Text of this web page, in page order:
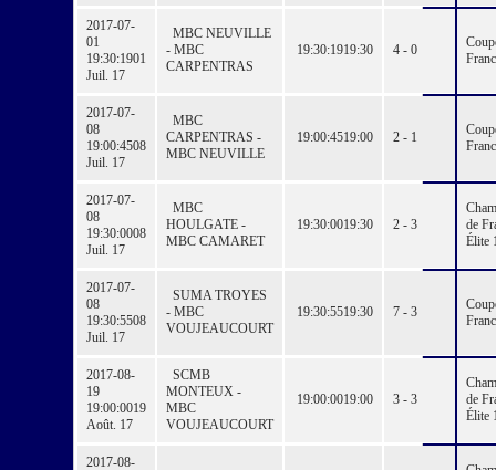
2017-07-
01
19:30:1901
Juil. 17
MBC NEUVILLE
- MBC
CARPENTRAS
19:30:1919:30 4 - 0
2017-07-
08
19:00:4508
Juil. 17
MBC
CARPENTRAS -
MBC NEUVILLE
19:00:4519:00 2 - 1
2017-07-
08
19:30:0008
Juil. 17
MBC
HOULGATE -
MBC CAMARET
19:30:0019:30 2 - 3
de
Élite
2017-07-
08
19:30:5508
Juil. 17
SUMA TROYES
- MBC
VOUJEAUCOURT
19:30:5519:30 7 - 3
2017-08-
19
19:00:0019
Août. 17
SCMB
MONTEUX -
MBC
VOUJEAUCOURT
19:00:0019:00 3 - 3
de
Élite
2017-08-